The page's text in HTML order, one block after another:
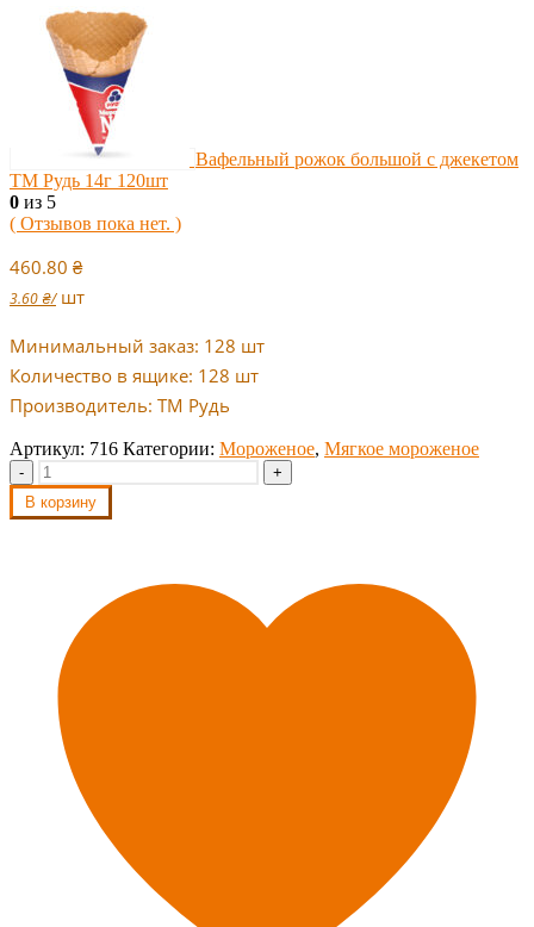
Вафельный рожок большой с джекетом
ТМ Рудь 14г 120шт
0 из 5
( Отзывов пока нет. )
460.80 ₴
3.60₴/ шт
Минимальный заказ: 128 шт
Количество в ящике: 128 шт
Производитель: ТМ Рудь
Артикул: 716 Категории: Мороженое, Мягкое мороженое
-
+
В корзину